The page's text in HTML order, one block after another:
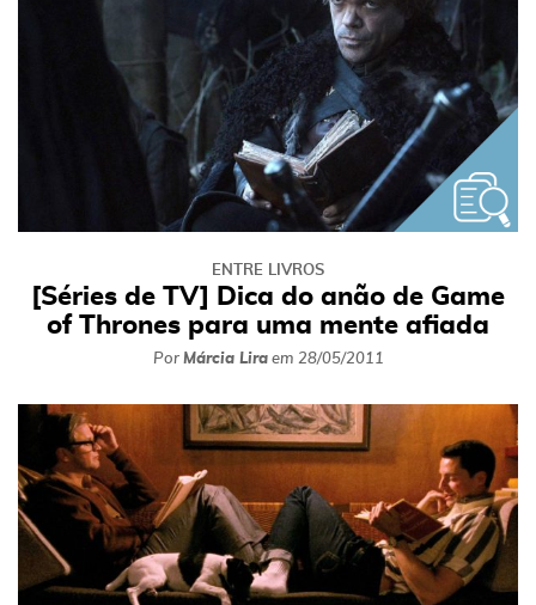
ENTRE LIVROS
[Séries de TV] Dica do anão de Game
of Thrones para uma mente afiada
Por Márcia Liraem 28/05/2011